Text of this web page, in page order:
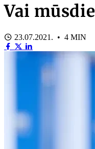
Vai
23.07.2021. • 4 MIN